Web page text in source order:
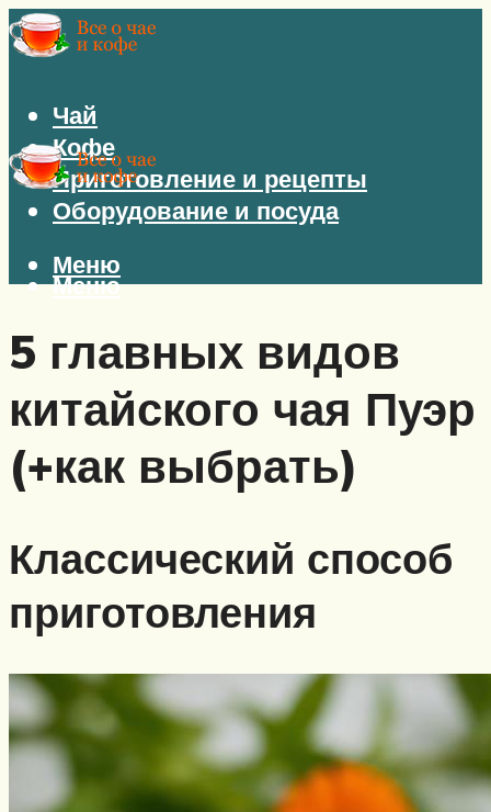
Чай
Кофе
Приготовление и рецепты
Оборудование и посуда
Меню
Меню
5 главных видов
китайского чая Пуэр
(+как выбрать)
Классический способ
приготовления